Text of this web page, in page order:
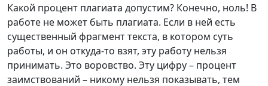
Какой процент плагиата допустим? Конечно, ноль! В
работе не может быть плагиата. Если в ней есть
существенный фрагмент текста, в котором суть
работы, и он откуда-то взят, эту работу нельзя
принимать. Это воровство. Эту цифру – процент
заимствований – никому нельзя показывать, тем